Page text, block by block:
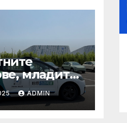
младите
и
треньори
от
ADMIN